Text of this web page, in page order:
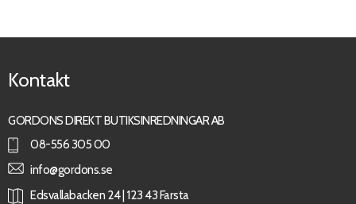
Kontakt
GORDONS DIREKT BUTIKSINREDNINGAR AB
08-556 305 00
info@gordons.se
Edsvallabacken 24 | 123 43 Farsta